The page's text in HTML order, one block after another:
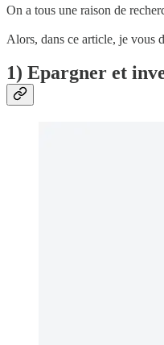
On a tous une raison de
Alors, dans ce article, je vous
1) Epargner et